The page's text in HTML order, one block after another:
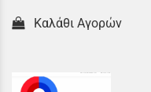
Καλάθι Αγορών